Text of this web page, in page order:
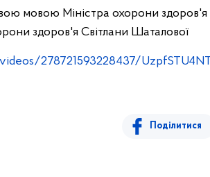
мовою Міністра охорони
здоров'я Світлани Шаталової
278721593228437/
Поділитися